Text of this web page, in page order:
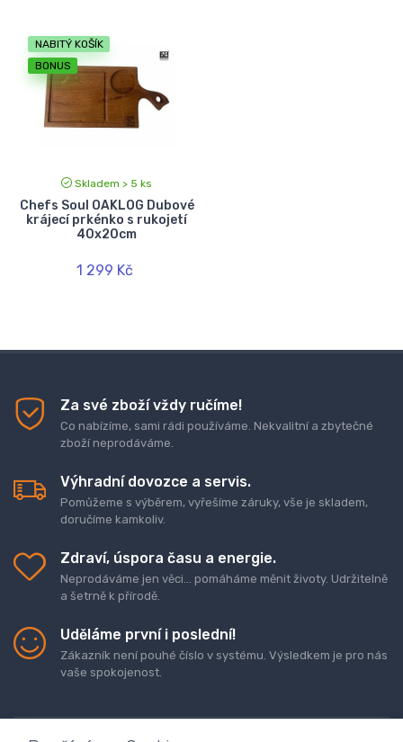
NABITÝ KOŠÍK
BONUS
Skladem > 5 ks
Chefs Soul OAKLOG Dubové
krájecí prkénko s rukojetí
40x20cm
1 299 Kč
Za své zboží vždy ručíme!
Co nabízíme, sami rádi používáme. Nekvalitní a zbytečné
zboží neprodáváme.
Výhradní dovozce a servis.
Pomůžeme s výběrem, vyřešíme záruky, vše je skladem,
doručíme kamkoliv.
Zdraví, úspora času a energie.
Neprodáváme jen věci... pomáháme měnit životy. Udržitelně
a šetrně k přírodě.
Uděláme první i poslední!
Zákazník není pouhé číslo v systému. Výsledkem je pro nás
vaše spokojenost.